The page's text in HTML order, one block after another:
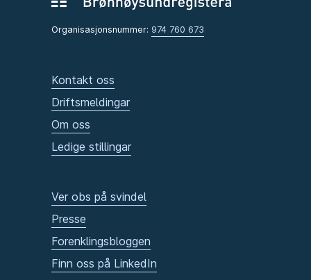
Organisasjonsnummer: 974 760 673
Kontakt oss
Driftsmeldingar
Om oss
Ledige stillingar
Ver obs på svindel
Presse
Forenklingsbloggen
Finn oss på LinkedIn